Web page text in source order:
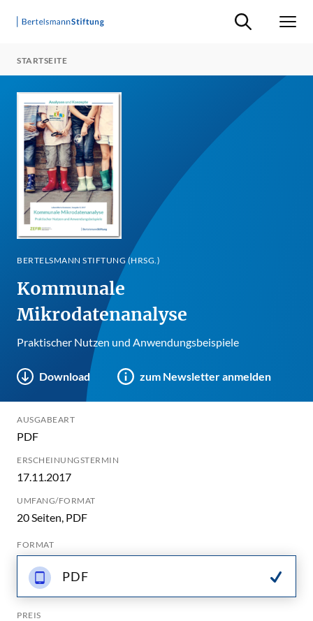
Suche ein-/
STARTSEITE
BERTELSMANN STIFTUNG (HRSG.)
Kommunale
Mikrodatenanalyse
Praktischer Nutzen und Anwendungsbeispiele
Download zum Newsletter anmelden
AUSGABEART
PDF
ERSCHEINUNGSTERMIN
17.11.2017
UMFANG/FORMAT
20 Seiten, PDF
FORMAT
PDF
PREIS